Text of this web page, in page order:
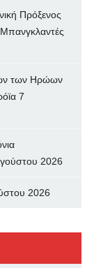
Πρόξενος
των Ηρώων
7
2026
2026